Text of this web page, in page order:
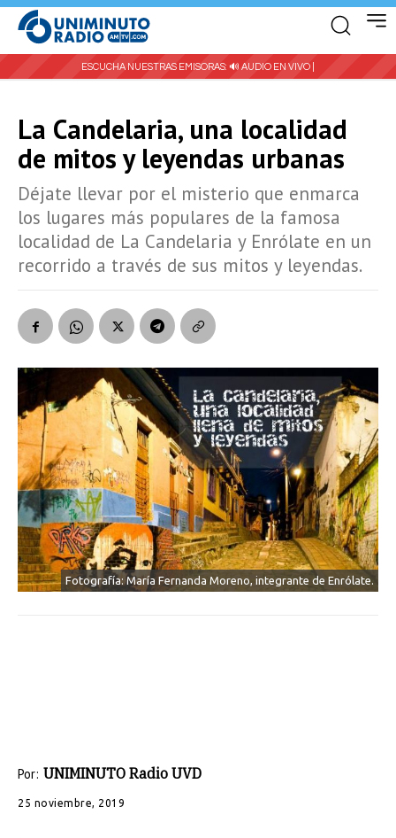
ESCUCHA NUESTRAS EMISORAS: 🔊 AUDIO EN VIVO |
La Candelaria, una localidad
de mitos y leyendas urbanas
Déjate llevar por el misterio que enmarca
los lugares más populares de la famosa
localidad de La Candelaria y Enrólate en un
recorrido a través de sus mitos y leyendas.
Fotografía: María Fernanda Moreno, integrante de Enrólate.
Por: UNIMINUTO Radio UVD
25 noviembre, 2019